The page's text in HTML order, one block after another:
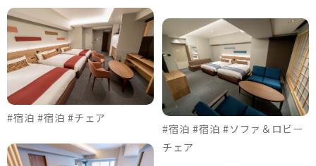
#宿泊 #宿泊 #チェア
#宿泊 #宿泊 #ソファ＆ロビー
チェア